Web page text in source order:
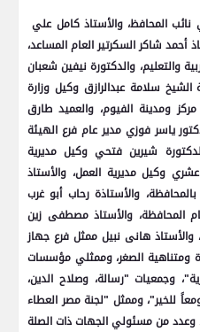
جاء ذلك بحضور الدكتور محمد التوني نائب المحافظ، والأستاذ كامل علي
شاكر السكرتير العام المساعد،
والتعليم، والدكتورة نيفين شعبان
سلامة عبدالرازق وكيل وزارة
ومدينة الفيوم، والعميد طارق
ياسر فوزي مدير عام فرع الهيئة
شيرين فتحي وكيل مديرية
وكيل مديرية العمل، والأستاذ
والأستاذة رحاب أبو غرب
المحافظة، والأستاذ مصطفى زين
والأستاذ هانى نبيل ممثل فرع جهاز
ومتناهية الصغر، وممثلي مؤسسات
وجمعيات "رسالة، وصلاح الدين،
للخير"، وممثل "لجنة مصر العطاء